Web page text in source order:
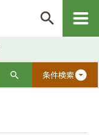
search
条件検索arrow_drop_down_circle